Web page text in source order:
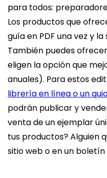
para todos:
Los productos que
guía en PDF una vez y
También puedes
eligen la opción que
anuales). Para estos
librería en línea o un
podrán publicar y
venta de un ejemplar
tus productos? Alguien
sitio web o en un